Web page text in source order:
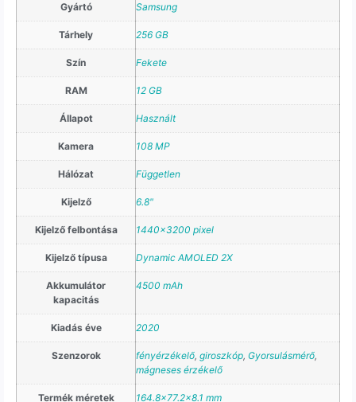
Gyártó Samsung
Tárhely 256 GB
Szín Fekete
RAM 12 GB
Állapot Használt
Kamera 108 MP
Hálózat Független
Kijelző 6.8"
Kijelző felbontása 1440×3200 pixel
Kijelző típusa Dynamic AMOLED 2X
Akkumulátor
kapacitás
4500 mAh
Kiadás éve 2020
Szenzorok fényérzékelő, giroszkóp, Gyorsulásmérő,
mágneses érzékelő
Termék méretek 164.8×77.2×8.1 mm